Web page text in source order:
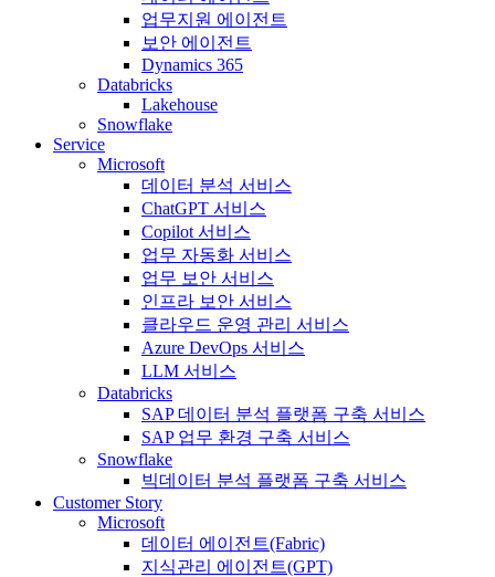
업무지원 에이전트
보안 에이전트
Dynamics 365
Databricks
Lakehouse
Snowflake
Service
Microsoft
데이터 분석 서비스
ChatGPT 서비스
Copilot 서비스
업무 자동화 서비스
업무 보안 서비스
인프라 보안 서비스
클라우드 운영 관리 서비스
Azure DevOps 서비스
LLM 서비스
Databricks
SAP 데이터 분석 플랫폼 구축 서비스
SAP 업무 환경 구축 서비스
Snowflake
빅데이터 분석 플랫폼 구축 서비스
Customer Story
Microsoft
데이터 에이전트(Fabric)
지식관리 에이전트(GPT)